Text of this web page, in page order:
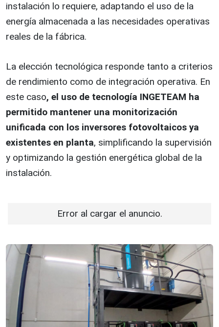
instalación lo requiere, adaptando el uso de la
energía almacenada a las necesidades operativas
reales de la fábrica.
La elección tecnológica responde tanto a criterios
de rendimiento como de integración operativa. En
este caso, el uso de tecnología INGETEAM ha
permitido mantener una monitorización
unificada con los inversores fotovoltaicos ya
existentes en planta, simplificando la supervisión
y optimizando la gestión energética global de la
instalación.
Error al cargar el anuncio.